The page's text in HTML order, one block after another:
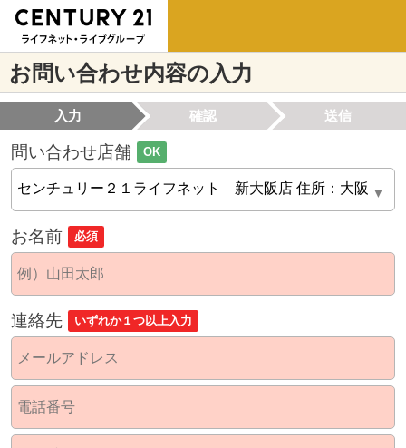
お問い合わせ内容の入力
入力 確認 送信
問い合わせ店舗 OK
お名前 必須
連絡先 いずれか１つ以上入力